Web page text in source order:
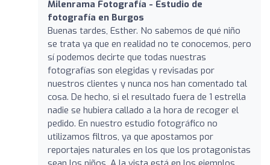
Milenrama Fotografía - Estudio de
fotografía en Burgos
Buenas tardes, Esther. No sabemos de qué niño
se trata ya que en realidad no te conocemos, pero
sí podemos decirte que todas nuestras
fotografías son elegidas y revisadas por
nuestros clientes y nunca nos han comentado tal
cosa. De hecho, si el resultado fuera de 1 estrella
nadie se hubiera callado a la hora de recoger el
pedido. En nuestro estudio fotográfico no
utilizamos filtros, ya que apostamos por
reportajes naturales en los que los protagonistas